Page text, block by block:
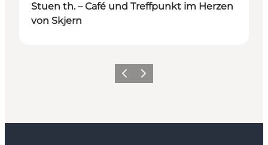
Stuen th. – Café und Treffpunkt im Herzen
von Skjern
ZurückWeiter